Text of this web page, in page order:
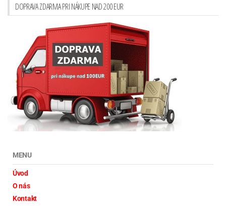
DOPRAVA ZDARMA PRI NÁKUPE NAD 200 EUR
MENU
Úvod
O nás
Kontakt